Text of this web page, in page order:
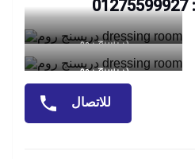
دريسنج روم
دريسنج روم
للاتصال